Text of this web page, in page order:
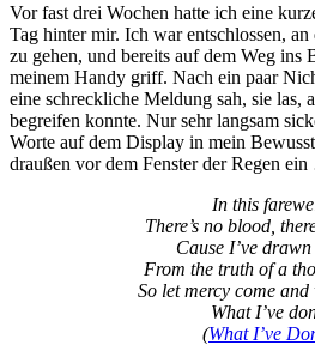
Vor fast drei Wochen hatte ich eine
Tag hinter mir. Ich war entschlossen,
zu gehen, und bereits auf dem Weg ins
meinem Handy griff. Nach ein paar
eine schreckliche Meldung sah, sie las,
begreifen konnte. Nur sehr langsam
Worte auf dem Display in mein
draußen vor dem Fenster der Regen
In this
There’s no blood,
Cause I’ve
From the truth of a
So let mercy come
What I’ve
(What I’ve